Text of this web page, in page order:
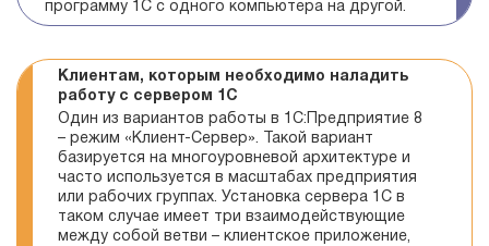
программу 1С с одного компьютера на другой.
Клиентам, которым необходимо наладить
работу с сервером 1С
Один из вариантов работы в 1С:Предприятие 8
– режим «Клиент-Сервер». Такой вариант
базируется на многоуровневой архитектуре и
часто используется в масштабах предприятия
или рабочих группах. Установка сервера 1С в
таком случае имеет три взаимодействующие
между собой ветви – клиентское приложение,